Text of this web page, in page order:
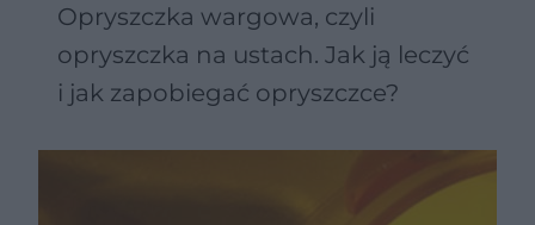
Opryszczka wargowa, czyli
opryszczka na ustach. Jak ją leczyć
i jak zapobiegać opryszczce?